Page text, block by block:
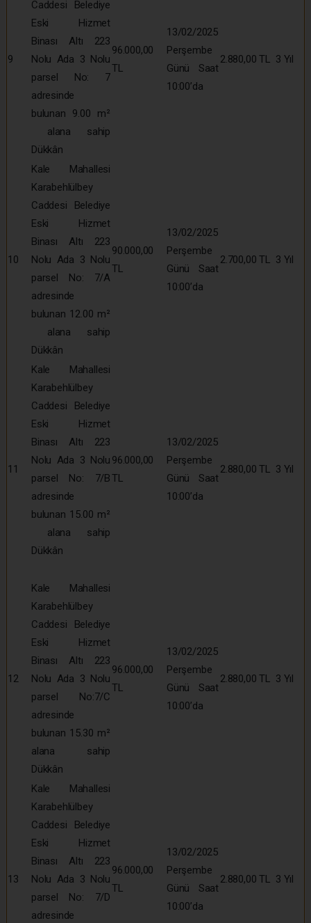
9
Caddesi Belediye
Eski Hizmet
Binası Altı 223
Nolu Ada 3 Nolu
parsel No: 7
adresinde
bulunan 9.00 m²
alana sahip
Dükkân
96.000,00
TL
13/02/2025
Perşembe
Günü Saat
10:00’da
2.880,00 TL 3 Yıl
10
Kale Mahallesi
Karabehlülbey
Caddesi Belediye
Eski Hizmet
Binası Altı 223
Nolu Ada 3 Nolu
parsel No: 7/A
adresinde
bulunan 12.00 m²
alana sahip
Dükkân
90.000,00
TL
13/02/2025
Perşembe
Günü Saat
10:00’da
2.700,00 TL 3 Yıl
11
Kale Mahallesi
Karabehlülbey
Caddesi Belediye
Eski Hizmet
Binası Altı 223
Nolu Ada 3 Nolu
parsel No: 7/B
adresinde
bulunan 15.00 m²
alana sahip
Dükkân
96.000,00
TL
13/02/2025
Perşembe
Günü Saat
10:00’da
2.880,00 TL 3 Yıl
12
Kale Mahallesi
Karabehlülbey
Caddesi Belediye
Eski Hizmet
Binası Altı 223
Nolu Ada 3 Nolu
parsel No:7/C
adresinde
bulunan 15.30 m²
alana sahip
Dükkân
96.000,00
TL
13/02/2025
Perşembe
Günü Saat
10:00’da
2.880,00 TL 3 Yıl
13
Kale Mahallesi
Karabehlülbey
Caddesi Belediye
Eski Hizmet
Binası Altı 223
Nolu Ada 3 Nolu
parsel No: 7/D
adresinde
96.000,00
TL
13/02/2025
Perşembe
Günü Saat
10:00’da
2.880,00 TL 3 Yıl